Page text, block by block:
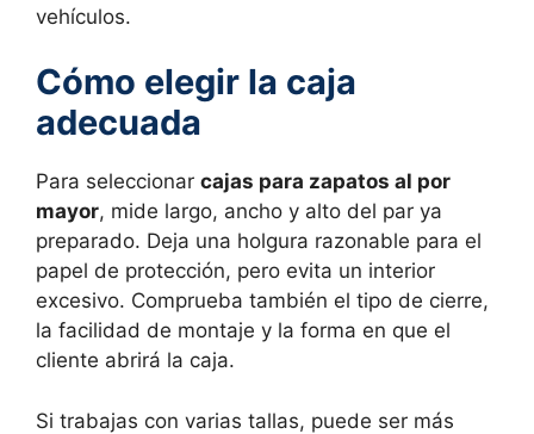
vehículos.
Cómo elegir la caja
adecuada
Para seleccionar cajas para zapatos al por
mayor, mide largo, ancho y alto del par ya
preparado. Deja una holgura razonable para el
papel de protección, pero evita un interior
excesivo. Comprueba también el tipo de cierre,
la facilidad de montaje y la forma en que el
cliente abrirá la caja.
Si trabajas con varias tallas, puede ser más